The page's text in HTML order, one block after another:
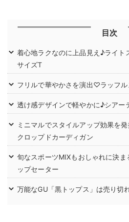
目次
着心地ラクなのに上品見え♪ライト
サイズT
フリルで華やかさを演出♡ラッフル
透け感デザインで軽やかに♪シアー
ミニマルでスタイルアップ効果を
クロップドカーディガン
旬なスポーツMIXもおしゃれに決
ップセーター
万能なGU「黒トップス」は売り切